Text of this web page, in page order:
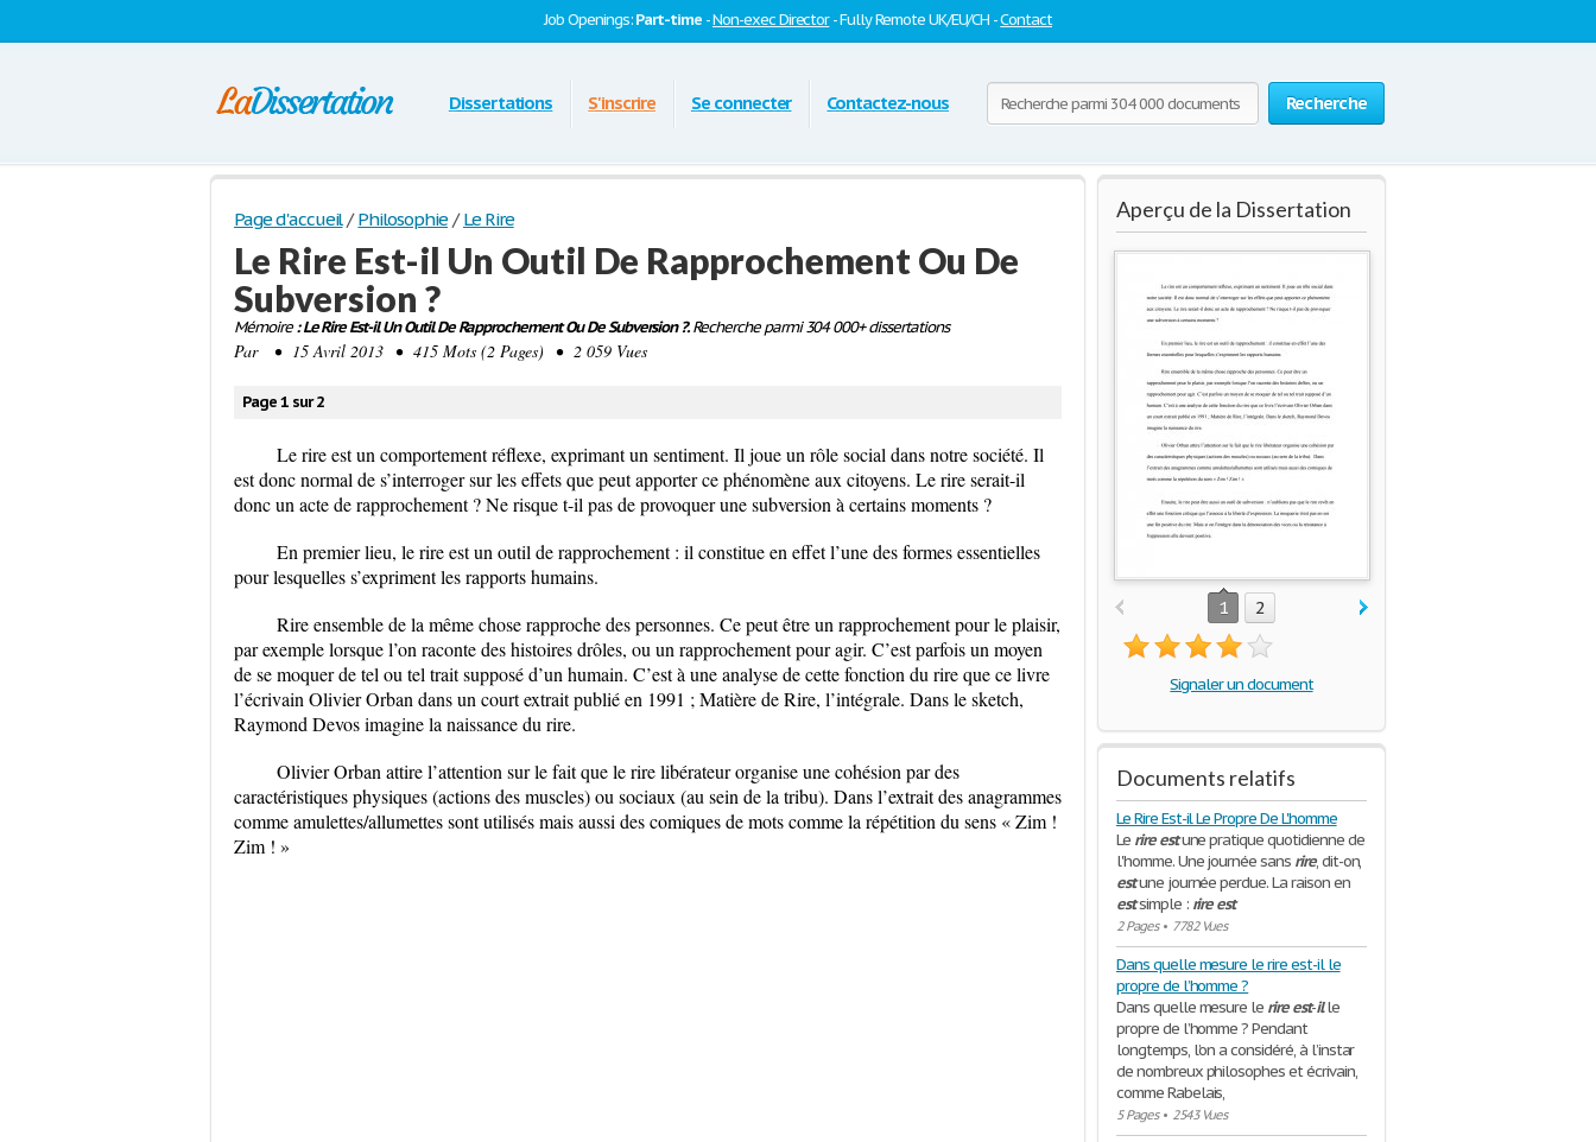
Job Openings:Part-time -Non-exec Director- Fully Remote UK/EU/CH -Contact
Recherche
Dissertations S'inscrire Se connecter Contactez-nous
Page d'accueil / Philosophie / Le Rire
Le Rire Est-il Un Outil De Rapprochement Ou De
Subversion ?
Mémoire: Le Rire Est-il Un Outil De Rapprochement Ou De Subversion ?.Recherche parmi 304 000+ dissertations
Par • 15 Avril 2013 • 415 Mots (2 Pages) • 2 059 Vues
Page 1 sur 2
Le rire est un comportement réflexe, exprimant un sentiment. Il joue un rôle social dans notre société. Il
est donc normal de s’interroger sur les effets que peut apporter ce phénomène aux citoyens. Le rire serait-il
donc un acte de rapprochement ? Ne risque t-il pas de provoquer une subversion à certains moments ?
En premier lieu, le rire est un outil de rapprochement : il constitue en effet l’une des formes essentielles
pour lesquelles s’expriment les rapports humains.
Rire ensemble de la même chose rapproche des personnes. Ce peut être un rapprochement pour le plaisir,
par exemple lorsque l’on raconte des histoires drôles, ou un rapprochement pour agir. C’est parfois un moyen
de se moquer de tel ou tel trait supposé d’un humain. C’est à une analyse de cette fonction du rire que ce livre
l’écrivain Olivier Orban dans un court extrait publié en 1991 ; Matière de Rire, l’intégrale. Dans le sketch,
Raymond Devos imagine la naissance du rire.
Olivier Orban attire l’attention sur le fait que le rire libérateur organise une cohésion par des
caractéristiques physiques (actions des muscles) ou sociaux (au sein de la tribu). Dans l’extrait des anagrammes
comme amulettes/allumettes sont utilisés mais aussi des comiques de mots comme la répétition du sens « Zim !
Zim ! »
Aperçu de la Dissertation
1 2
Signaler un document
Documents relatifs
Le Rire Est-il Le Propre De L'homme
Le rire estune pratique quotidienne de
l'homme. Une journée sans rire, dit-on,
estune journée perdue. La raison en
estsimple : rire est
2 Pages• 7782 Vues
Dans quelle mesure le rire est-il le
propre de l’homme ?
Dans quelle mesure le rire est-ille
propre de l’homme ? Pendant
longtemps, l’on a considéré, à l’instar
de nombreux philosophes et écrivain,
comme Rabelais,
5 Pages• 2543 Vues